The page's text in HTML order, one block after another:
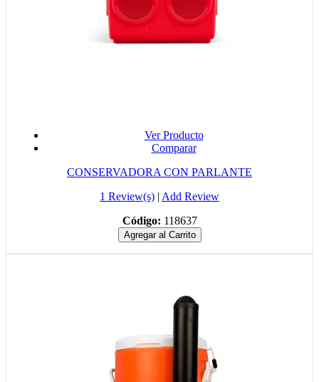
Ver Producto
Comparar
CONSERVADORA CON PARLANTE
1 Review(s) | Add Review
Código: 118637
Agregar al Carrito